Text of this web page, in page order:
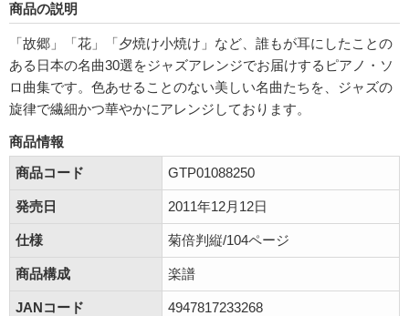
商品の説明
「故郷」「花」「夕焼け小焼け」など、誰もが耳にしたことの
ある日本の名曲30選をジャズアレンジでお届けするピアノ・ソ
ロ曲集です。色あせることのない美しい名曲たちを、ジャズの
旋律で繊細かつ華やかにアレンジしております。
商品情報
商品コード
GTP01088250
発売日 2011年12月12日
仕様 菊倍判縦/104ページ
商品構成 楽譜
JANコード 4947817233268